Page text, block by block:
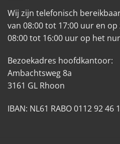
Wij zijn telefonisch
van 08:00 tot 17:00 uur en
08:00 tot 16:00 uur op het
Bezoekadres hoofdkantoor:
Ambachtsweg 8a
3161 GL Rhoon
IBAN: NL61 RABO 0112 92 46